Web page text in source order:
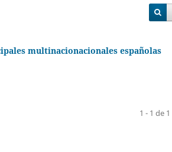
multinacionacionales españolas
1 - 1 de